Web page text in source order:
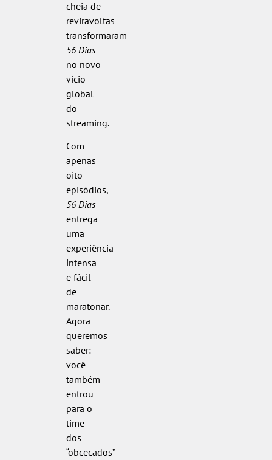
cheia de
reviravoltas
transformaram
56 Dias
no novo
vício
global
do
streaming.
Com
apenas
oito
episódios,
56 Dias
entrega
uma
experiência
intensa
e fácil
de
maratonar.
Agora
queremos
saber:
você
também
entrou
para o
time
dos
“obcecados”